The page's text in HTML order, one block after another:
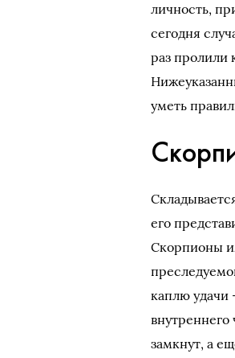
личность,
сегодня
раз пролили
уметь
его
Скорпионы
каплю удачи
замкнут, а